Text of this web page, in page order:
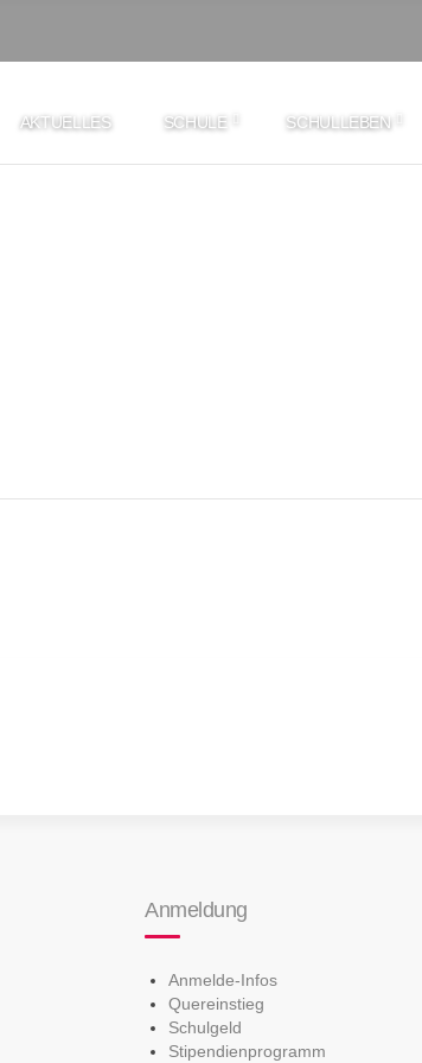
AKTUELLES SCHULE SCHULLEBEN
Anmeldung
Anmelde-Infos
Quereinstieg
Schulgeld
Stipendienprogramm